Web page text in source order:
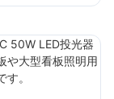
用